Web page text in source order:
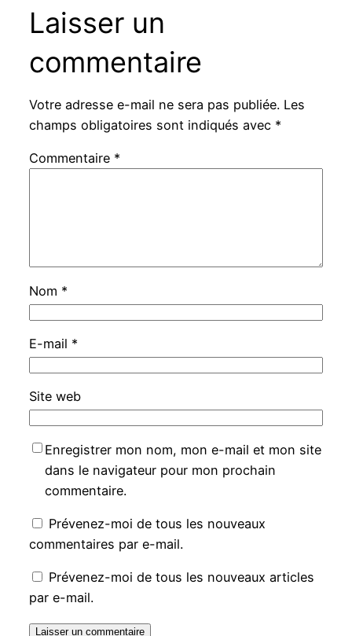
Laisser un
commentaire
Votre adresse e-mail ne sera pas publiée. Les
champs obligatoires sont indiqués avec *
Commentaire *
Nom *
E-mail *
Site web
Enregistrer mon nom, mon e-mail et mon site
dans le navigateur pour mon prochain
commentaire.
Prévenez-moi de tous les nouveaux
commentaires par e-mail.
Prévenez-moi de tous les nouveaux articles
par e-mail.